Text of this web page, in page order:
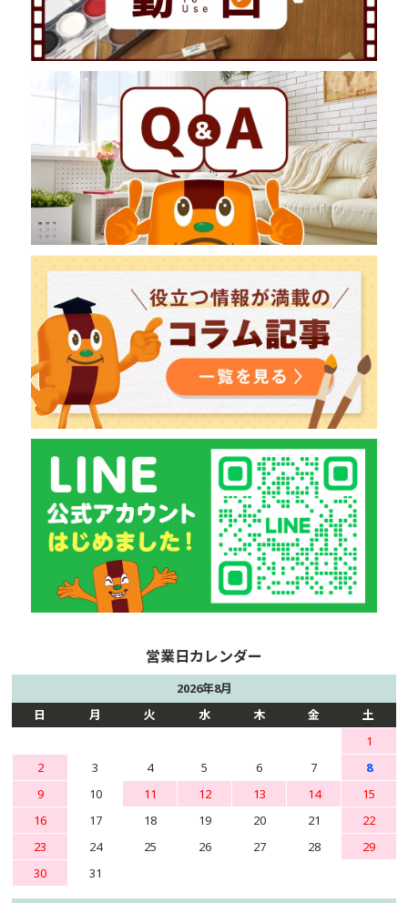
2026年8月
日
月 火 水 木 金
土
1
2
3 4 5 6 7
8
9
10 11 12 13 14
15
16
17 18 19 20 21
22
23
24 25 26 27 28
29
30
31